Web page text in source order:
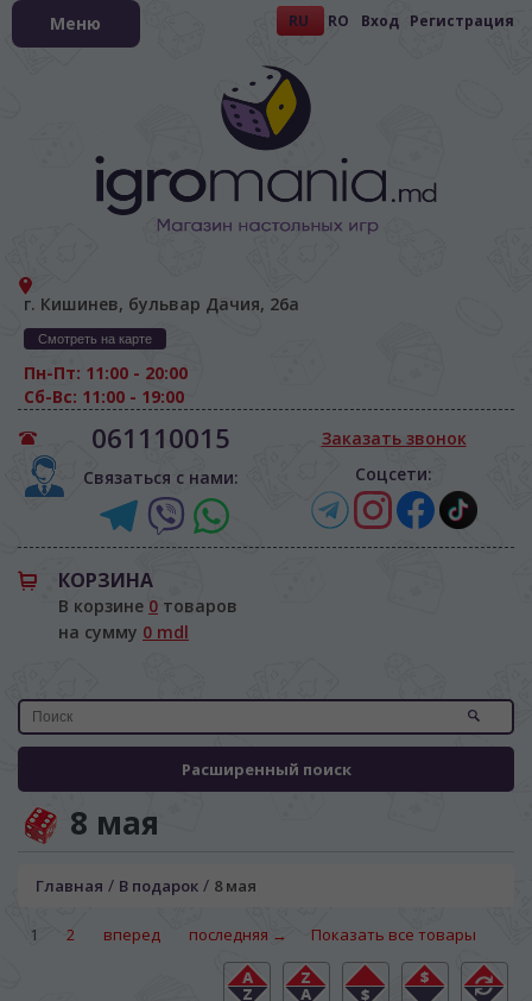
RU RO Вход Регистрация
г. Кишинев, бульвар Дачия, 26а
Смотреть на карте
Пн-Пт: 11:00 - 20:00
Сб-Вс: 11:00 - 19:00
061110015
Связаться с нами:
Заказать звонок
Соцсети:
КОРЗИНА
В корзине 0 товаров
на сумму 0 mdl
Расширенный поиск
Меню
8 мая
Главная / В подарок / 8 мая
1 2 вперед последняя → Показать все товары